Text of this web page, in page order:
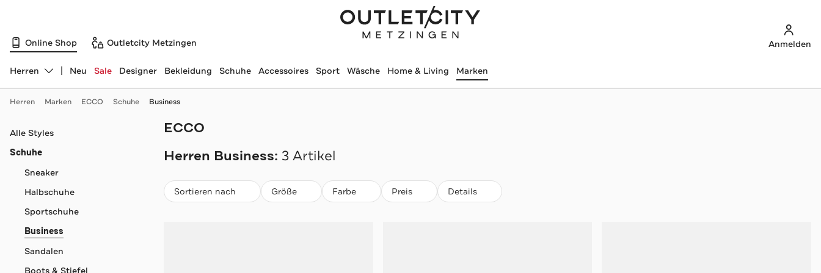
Online Shop Outletcity Metzingen Anmelden
Abteilung ändern, ausgewählt:
Herren Neu Sale Designer Bekleidung Schuhe Accessoires Sport Wäsche Home & Living Marken
Herren Marken ECCO Schuhe Business
ECCO
Herren Business: 3 Artikel
Navigation überspringen
Alle Styles
Schuhe
Sneaker
Halbschuhe
Sportschuhe
Business
Sandalen
Boots & Stiefel
Sortieren nach
Beliebteste Größe Farbe Preis Details